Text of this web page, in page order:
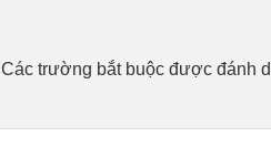
Các trường bắt buộc được đánh